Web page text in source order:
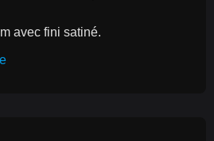
avec fini satiné.